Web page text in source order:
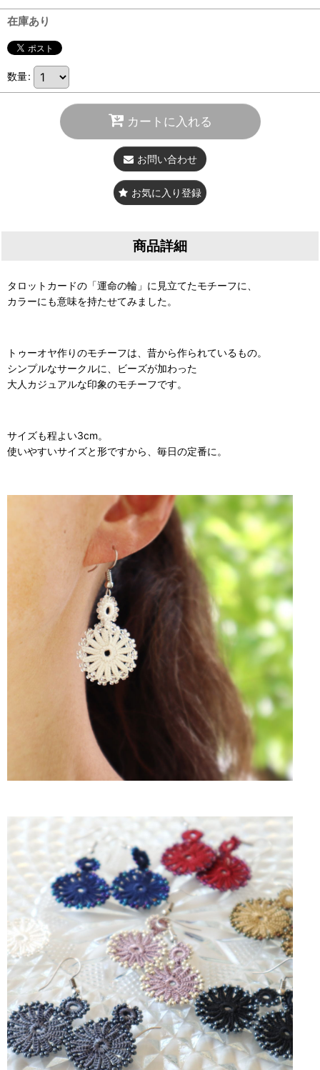
在庫あり
数量:
カートに入れる
お問い合わせ
お気に入り登録
商品詳細
タロットカードの「運命の輪」に見立てたモチーフに、
カラーにも意味を持たせてみました。
トゥーオヤ作りのモチーフは、昔から作られているもの。
シンプルなサークルに、ビーズが加わった
大人カジュアルな印象のモチーフです。
サイズも程よい3cm。
使いやすいサイズと形ですから、毎日の定番に。